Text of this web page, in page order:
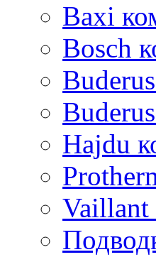
Baxi
Bosch
Hajdu